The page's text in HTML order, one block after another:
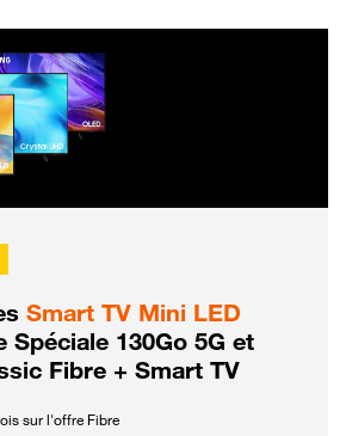
Smart TV Mini LED
Spéciale 130Go 5G et
Fibre + Smart TV
sur l'offre Fibre